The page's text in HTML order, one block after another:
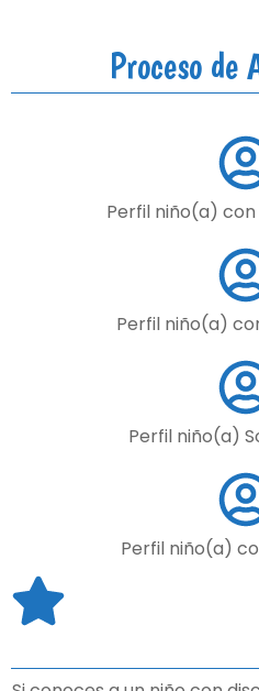
Proceso de
Perfil niño(a)
Perfil niño(a)
Perfil niño(a)
Perfil niño(a)